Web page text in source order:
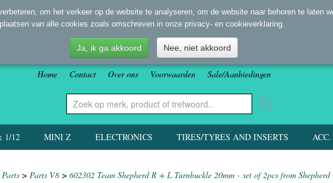
Home Contact Over ons Voorwaarden Sale/Aanbiedingen
1/12 MINI Z ELECTRONICS TIRES/TYRES AND INSERTS ACC.
Parts > Parts V8 > 602302 Team Shepherd R + L Turnbuckle 20mm - set of 2pcs from Shepherd
om het verkeer op de website te analyseren, om de website naar behoren te laten
van alle cookies zoals omschreven in onze privacy- en cookieverklaring.
Ja, ik ga akkoord Nee, niet akkoord